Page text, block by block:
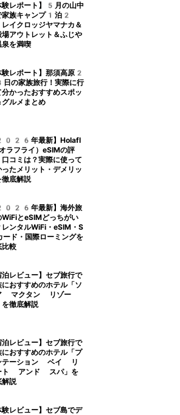
験レポート】5月の山中
家族キャンプ1泊2
レイクロッジヤマナカ＆
場アウトレット＆ふじや
泉を満喫
験レポート】那須高原2
の家族旅行！実際に行
分かったおすすめスポッ
グルメまとめ
年最新】Holafl
ラフライ）eSIMの評
口コミは？実際に使って
ったメリット・デメリッ
徹底解説
年最新】海外旅
WiFiとeSIMどっちがい
レンタルWiFi・eSIM・S
ード・国際ローミングを
比較
泊レビュー】セブ旅行で
におすすめのホテル「ソ
マクタン リゾー
を徹底解説
泊レビュー】セブ旅行で
におすすめのホテル「プ
テーション ベイ リ
ト アンド スパ」を
解説
験レビュー】セブ島でデ